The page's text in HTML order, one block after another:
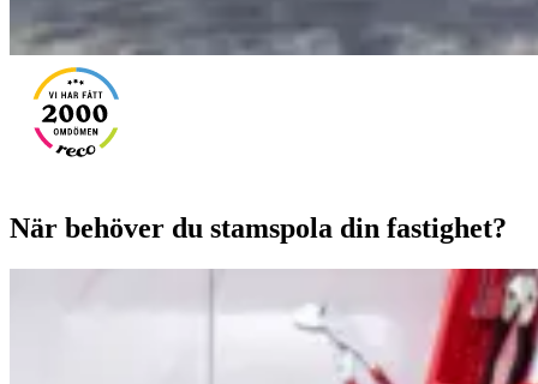
När behöver du stamspola din fastighet?